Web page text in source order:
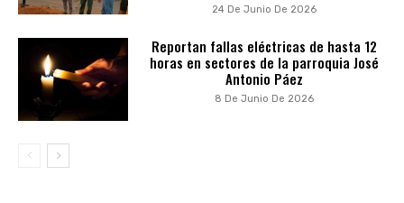
24 De Junio De 2026
Reportan fallas eléctricas de hasta 12
horas en sectores de la parroquia José
Antonio Páez
8 De Junio De 2026